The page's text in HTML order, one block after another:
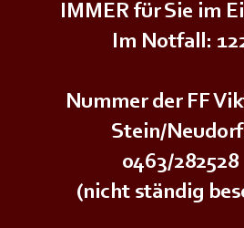
IMMER für Sie im
Im Notfall:
Nummer der FF
Stein/
0463/282528
(nicht ständig